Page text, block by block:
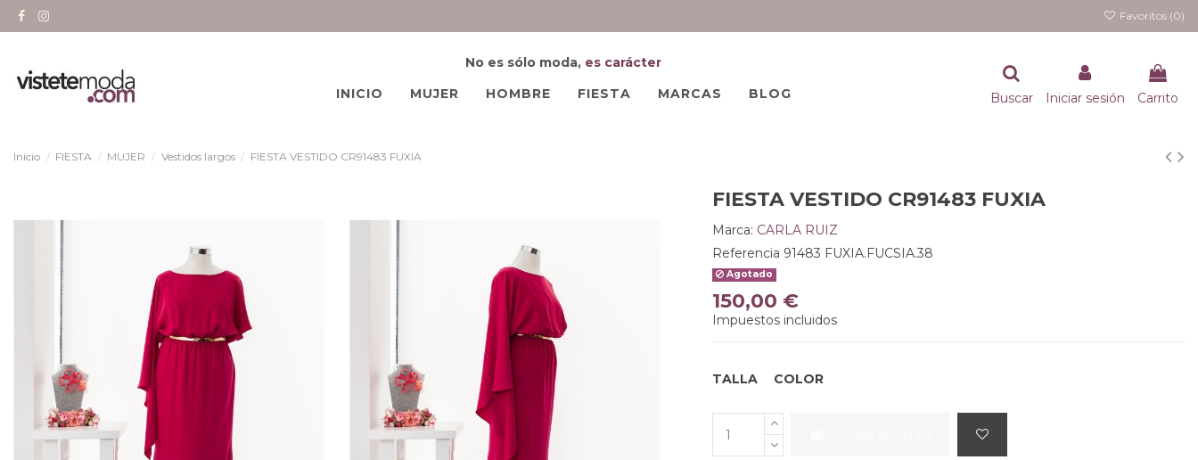
Favoritos (0)
No es sólo moda, es carácter
INICIO
MUJER HOMBRE FIESTA MARCAS BLOG Buscar Iniciar sesión Carrito
Inicio FIESTA MUJER Vestidos largos FIESTA VESTIDO CR91483 FUXIA
FIESTA VESTIDO CR91483 FUXIA
Marca: CARLA RUIZ
Referencia 91483 FUXIA.FUCSIA.38
Agotado
150,00 €
Impuestos incluidos
TALLA COLOR